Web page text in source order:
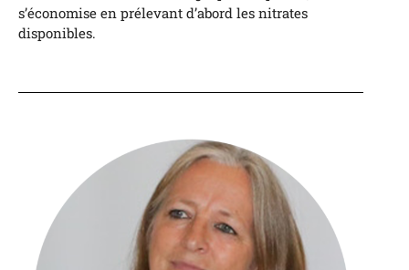
s’économise en prélevant d’abord les nitrates
disponibles.